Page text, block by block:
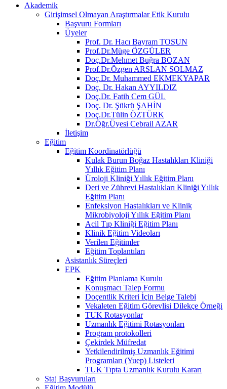
Akademik
Girişimsel Olmayan Araştırmalar Etik Kurulu
Başvuru Formları
Üyeler
Prof. Dr. Hacı Bayram TOSUN
Prof.Dr.Müge ÖZGÜLER
Doç.Dr.Mehmet Buğra BOZAN
Prof.Dr.Özgen ARSLAN SOLMAZ
Doç.Dr. Muhammed EKMEKYAPAR
Doç. Dr. Hakan AYYILDIZ
Doç.Dr. Fatih Cem GÜL
Doç. Dr. Şükrü ŞAHİN
Doç.Dr.Tülin ÖZTÜRK
Dr.Öğr.Üyesi Cebrail AZAR
İletişim
Eğitim
Eğitim Koordinatörlüğü
Kulak Burun Boğaz Hastalıkları Kliniği
Yıllık Eğitim Planı
Üroloji Kliniği Yıllık Eğitim Planı
Deri ve Zührevi Hastalıkları Kliniği Yıllık
Eğitim Planı
Enfeksiyon Hastalıkları ve Klinik
Mikrobiyoloji Yıllık Eğitim Planı
Acil Tıp Kliniği Eğitim Planı
Klinik Eğitim Videoları
Verilen Eğitimler
Eğitim Toplantıları
Asistanlık Süreçleri
EPK
Eğitim Planlama Kurulu
Konuşmacı Talep Formu
Doçentlik Kriteri İçin Belge Talebi
Vekaleten Eğitim Görevlisi Dilekçe Örneği
TUK Rotasyonlar
Uzmanlık Eğitimi Rotasyonları
Program protokolleri
Çekirdek Müfredat
Yetkilendirilmiş Uzmanlık Eğitimi
Programları (Yuep) Listeleri
TUK Tıpta Uzmanlık Kurulu Kararı
Staj Başvuruları